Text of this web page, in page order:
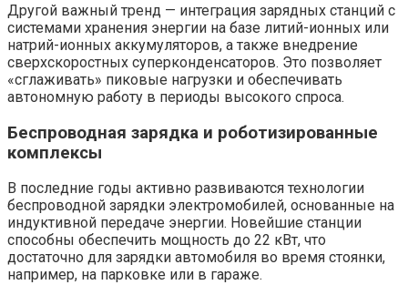
Другой важный тренд — интеграция зарядных станций с
системами хранения энергии на базе литий-ионных или
натрий-ионных аккумуляторов, а также внедрение
сверхскоростных суперконденсаторов. Это позволяет
«сглаживать» пиковые нагрузки и обеспечивать
автономную работу в периоды высокого спроса.
Беспроводная зарядка и роботизированные
комплексы
В последние годы активно развиваются технологии
беспроводной зарядки электромобилей, основанные на
индуктивной передаче энергии. Новейшие станции
способны обеспечить мощность до 22 кВт, что
достаточно для зарядки автомобиля во время стоянки,
например, на парковке или в гараже.